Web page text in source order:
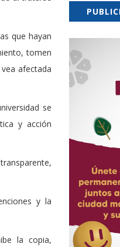
que hayan
tomen
afectada
se
y acción
y la
la copia,